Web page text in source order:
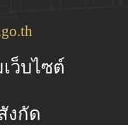
ว็บไซต์
งกัด